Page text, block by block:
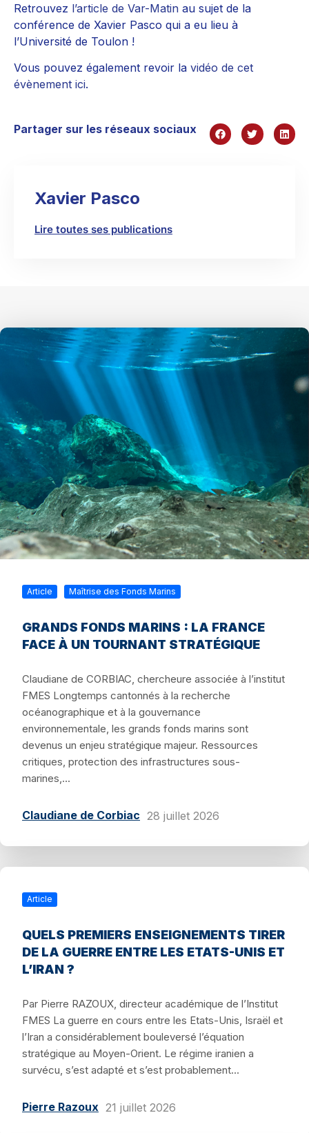
Retrouvez l’article de Var-Matin au sujet de la
conférence de Xavier Pasco qui a eu lieu à
l’Université de Toulon !
Vous pouvez également revoir la vidéo de cet
évènement ici.
Partager sur les réseaux sociaux
Xavier Pasco
Lire toutes ses publications
Article Maîtrise des Fonds Marins
GRANDS FONDS MARINS : LA FRANCE
FACE À UN TOURNANT STRATÉGIQUE
Claudiane de CORBIAC, chercheure associée à l’institut
FMES Longtemps cantonnés à la recherche
océanographique et à la gouvernance
environnementale, les grands fonds marins sont
devenus un enjeu stratégique majeur. Ressources
critiques, protection des infrastructures sous-
marines,...
Claudiane de Corbiac 28 juillet 2026
Article
QUELS PREMIERS ENSEIGNEMENTS TIRER
DE LA GUERRE ENTRE LES ETATS-UNIS ET
L’IRAN ?
Par Pierre RAZOUX, directeur académique de l’Institut
FMES La guerre en cours entre les Etats-Unis, Israël et
l’Iran a considérablement bouleversé l’équation
stratégique au Moyen-Orient. Le régime iranien a
survécu, s’est adapté et s’est probablement...
Pierre Razoux 21 juillet 2026